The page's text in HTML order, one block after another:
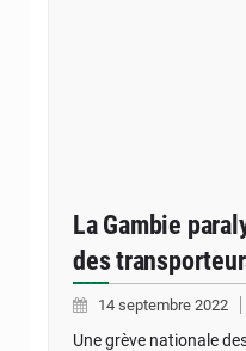
La Gambie
des
14 septembre 2022
Une grève nationale